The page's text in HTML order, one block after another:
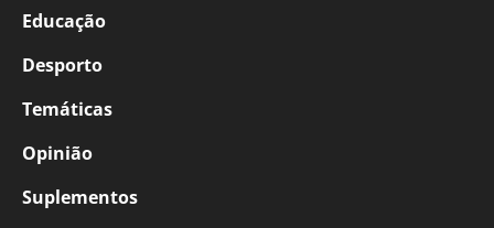
Educação
Desporto
Temáticas
Opinião
Suplementos